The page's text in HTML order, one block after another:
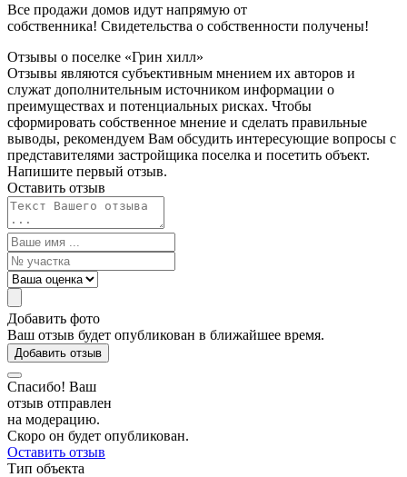
Все продажи домов идут напрямую от
собственника! Свидетельства о собственности получены!
Отзывы о поселке «Грин хилл»
Отзывы являются субъективным мнением их авторов и
служат дополнительным источником информации о
преимуществах и потенциальных рисках. Чтобы
сформировать собственное мнение и сделать правильные
выводы, рекомендуем Вам обсудить интересующие вопросы с
представителями застройщика поселка и посетить объект.
Напишите первый отзыв.
Оставить отзыв
Добавить фото
Ваш отзыв будет опубликован в ближайшее время.
Добавить отзыв
Спасибо! Ваш
отзыв отправлен
на модерацию.
Скоро он будет опубликован.
Оставить отзыв
Тип объекта